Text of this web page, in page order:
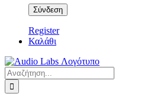
Register
Καλάθι
Αναζήτηση
για: